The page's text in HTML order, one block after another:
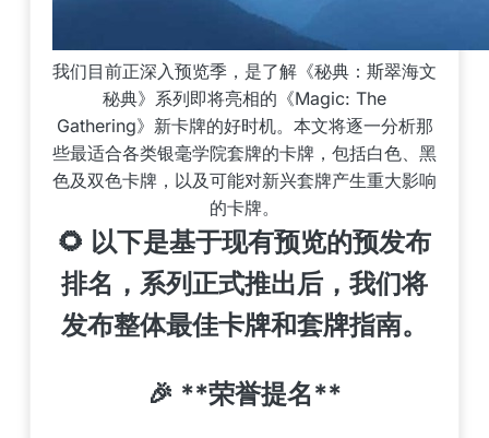
我们目前正深入预览季，是了解《秘典：斯翠海文
秘典》系列即将亮相的《Magic: The
Gathering》新卡牌的好时机。本文将逐一分析那
些最适合各类银毫学院套牌的卡牌，包括白色、黑
色及双色卡牌，以及可能对新兴套牌产生重大影响
的卡牌。
🌻 以下是基于现有预览的预发布
排名，系列正式推出后，我们将
发布整体最佳卡牌和套牌指南。
🎉 **荣誉提名**